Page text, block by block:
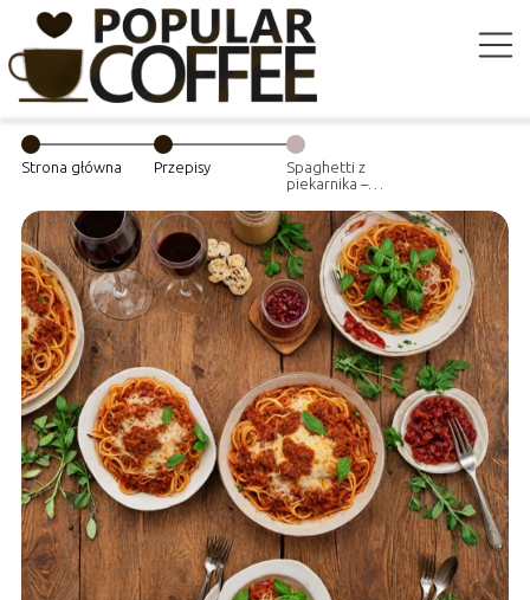
Strona główna Przepisy
Spaghetti z
piekarnika –